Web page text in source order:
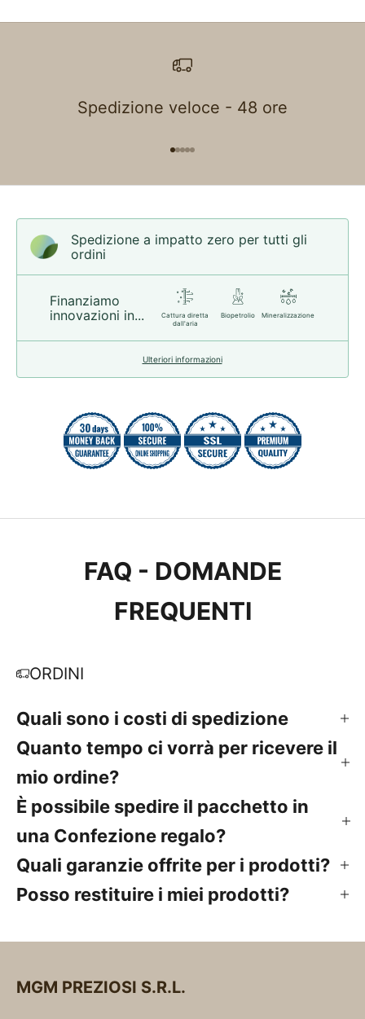
Spedizione veloce - 48 ore
Spedizione a impatto zero per tutti gli
ordini
Finanziamo
innovazioni in...
Cattura diretta
dall'aria
Biopetrolio Mineralizzazione
Ulteriori informazioni
FAQ - DOMANDE
FREQUENTI
ORDINI
Quali sono i costi di spedizione
Quanto tempo ci vorrà per ricevere il
mio ordine?
È possibile spedire il pacchetto in
una Confezione regalo?
Quali garanzie offrite per i prodotti?
Posso restituire i miei prodotti?
MGM PREZIOSI S.R.L.